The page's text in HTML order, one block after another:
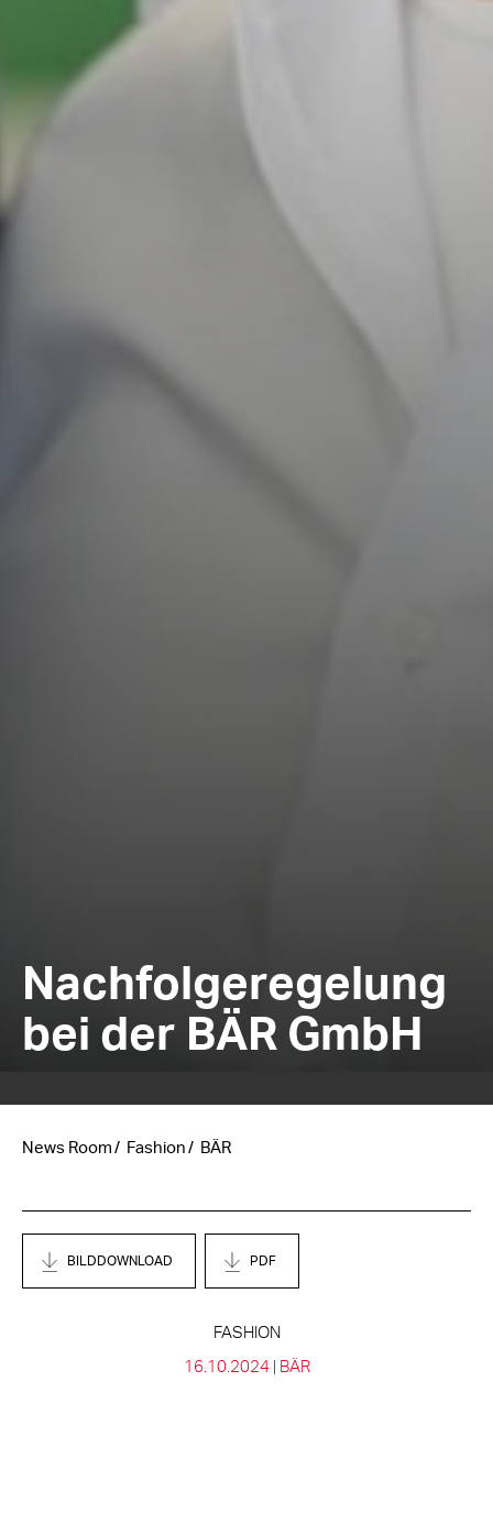
Nachfolgeregelung
bei der BÄR GmbH
News Room Fashion BÄR
BILDDOWNLOAD PDF
FASHION
16.10.2024 | BÄR